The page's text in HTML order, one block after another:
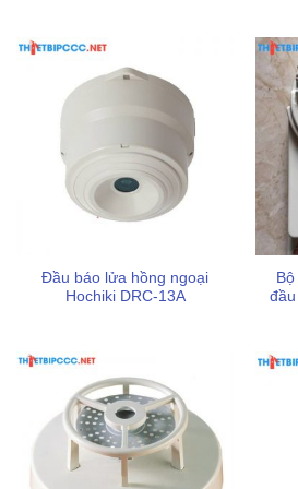
phòng cháy chữa cháy chất lượng
hiện hành do cơ quan có thẩm
cam kết mang đến sản phẩm
với đầy đủ tài liệu kỹ thuật và chính
nghiệp.
Đầu báo lửa hồng ngoại
Hochiki DRC-13A